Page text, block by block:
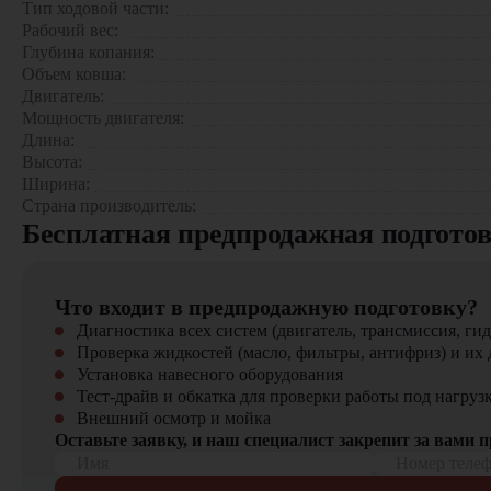
Сельское хозяйство: мелиоративные работы
Промышленность: погрузочно-разгрузочные операции
5 причин выбрать Sunward SWE215E-3H:
Оптимальное соотношение цены и производительности
Высокая маневренность на ограниченных площадках
Надежность в различных условиях эксплуатации
Комфортные условия для оператора
Низкие эксплуатационные затраты
Новые машины с гарантией производителя
Оригинальные запчасти и сервисное обслуживание
Гибкие условия финансирования (лизинг, кредит)
Профессиональные консультации специалистов
Звоните в «ЦТО» – мы поможем подобрать оптимальную
Тип ходовой части:
Рабочий вес:
Глубина копания:
Объем ковша:
Двигатель:
Мощность двигателя:
Длина:
Высота:
Ширина:
Страна производитель:
Бесплатная предпродажная
Что входит в предпродажную подготовку?
Диагностика всех систем (двигатель, трансмиссия,
Проверка жидкостей (масло, фильтры, антифриз) и их
Установка навесного оборудования
Тест-драйв и обкатка для проверки работы под
Внешний осмотр и мойка
Оставьте заявку, и наш специалист закрепит за вами